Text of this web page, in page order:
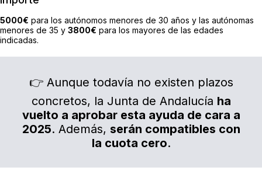
5000€ para los autónomos menores de 30 años y las autónomas
menores de 35 y 3800€ para los mayores de las edades
indicadas.
👉 Aunque todavía no existen plazos
concretos, la Junta de Andalucía ha
vuelto a aprobar esta ayuda de cara a
2025. Además, serán compatibles con
la cuota cero.